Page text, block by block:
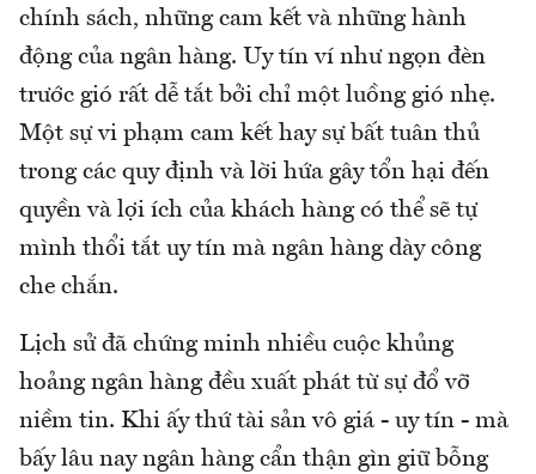
chính sách, những cam kết và những hành
động của ngân hàng. Uy tín ví như ngọn đèn
trước gió rất dễ tắt bởi chỉ một luồng gió nhẹ.
Một sự vi phạm cam kết hay sự bất tuân thủ
trong các quy định và lời hứa gây tổn hại đến
quyền và lợi ích của khách hàng có thể sẽ tự
mình thổi tắt uy tín mà ngân hàng dày công
che chắn.
Lịch sử đã chứng minh nhiều cuộc khủng
hoảng ngân hàng đều xuất phát từ sự đổ vỡ
niềm tin. Khi ấy thứ tài sản vô giá - uy tín - mà
bấy lâu nay ngân hàng cẩn thận gìn giữ bỗng